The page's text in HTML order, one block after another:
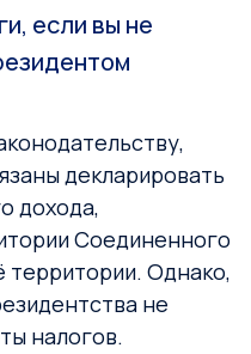
если вы не
декларировать
дохода,
Соединенного
территории. Однако,
не
налогов.